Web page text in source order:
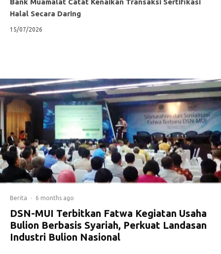
Bank Muamalat Catat Kenaikan Transaksi Sertifikasi
Halal Secara Daring
15/07/2026
Berita · 6 months ago
DSN-MUI Terbitkan Fatwa Kegiatan Usaha
Bulion Berbasis Syariah, Perkuat Landasan
Industri Bulion Nasional